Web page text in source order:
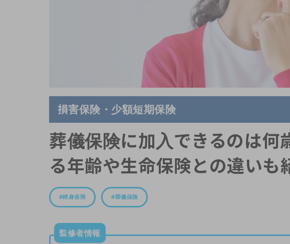
損害保険・少額短期保険
葬儀保険に加入できるのは何
る年齢や生命保険との違いも
終身保険 葬儀保険
監修者情報